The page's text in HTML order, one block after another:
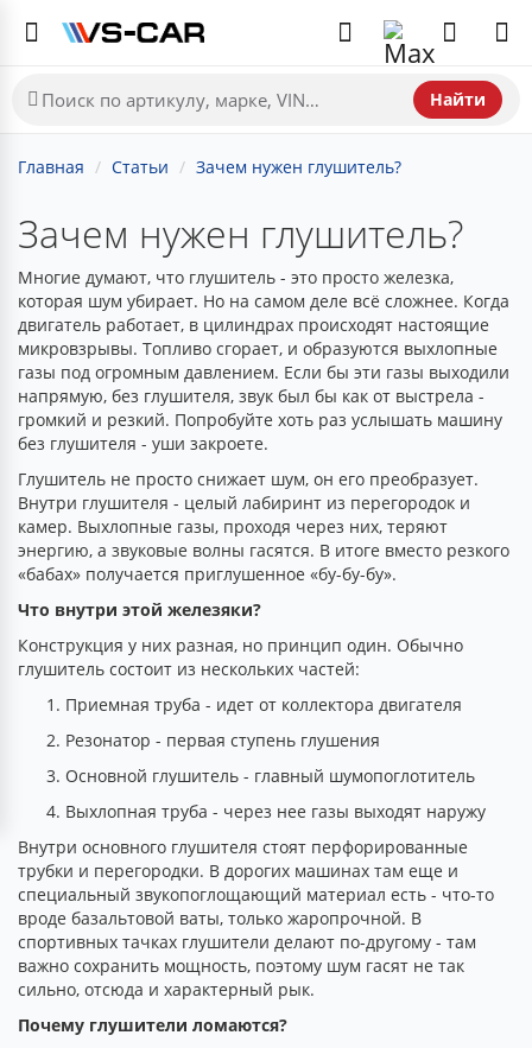
Найти
Главная Статьи Зачем нужен глушитель?
Зачем нужен глушитель?
Многие думают, что глушитель - это просто железка,
которая шум убирает. Но на самом деле всё сложнее. Когда
двигатель работает, в цилиндрах происходят настоящие
микровзрывы. Топливо сгорает, и образуются выхлопные
газы под огромным давлением. Если бы эти газы выходили
напрямую, без глушителя, звук был бы как от выстрела -
громкий и резкий. Попробуйте хоть раз услышать машину
без глушителя - уши закроете.
Глушитель не просто снижает шум, он его преобразует.
Внутри глушителя - целый лабиринт из перегородок и
камер. Выхлопные газы, проходя через них, теряют
энергию, а звуковые волны гасятся. В итоге вместо резкого
«бабах» получается приглушенное «бу-бу-бу».
Что внутри этой железяки?
Конструкция у них разная, но принцип один. Обычно
глушитель состоит из нескольких частей:
Приемная труба - идет от коллектора двигателя
Резонатор - первая ступень глушения
Основной глушитель - главный шумопоглотитель
Выхлопная труба - через нее газы выходят наружу
Внутри основного глушителя стоят перфорированные
трубки и перегородки. В дорогих машинах там еще и
специальный звукопоглощающий материал есть - что-то
вроде базальтовой ваты, только жаропрочной. В
спортивных тачках глушители делают по-другому - там
важно сохранить мощность, поэтому шум гасят не так
сильно, отсюда и характерный рык.
Почему глушители ломаются?